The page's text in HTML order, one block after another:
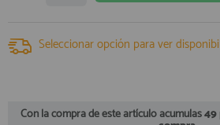
910 60 71 03
HORARIO de TIENDA:
910 51 49 87 Whatsapp
Seleccionar opción para ver
Con la compra de este artículo acumulas49